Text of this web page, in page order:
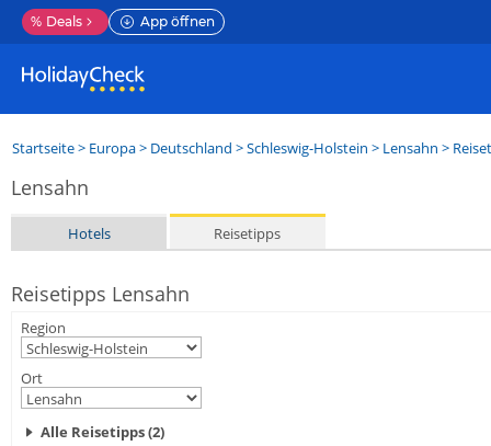
% Deals App öffnen
Startseite> Europa> Deutschland >Schleswig-Holstein > Lensahn >
Lensahn
Hotels Reisetipps
Reisetipps Lensahn
Region
Ort
Alle Reisetipps (2)